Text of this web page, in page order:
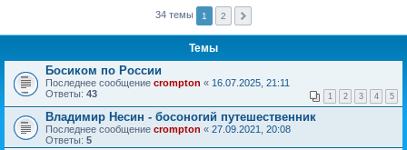
34 темы 1 2
Темы
Босиком по России
Последнее сообщение crompton « 16.07.2025, 21:11
Ответы: 43 1 2 3 4 5
Владимир Несин - босоногий путешественник
Последнее сообщение crompton « 27.09.2021, 20:08
Ответы: 5